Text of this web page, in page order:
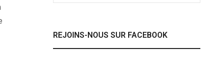
REJOINS-NOUS SUR FACEBOOK